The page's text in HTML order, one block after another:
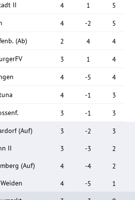
II 4 1 5
4 -2 5
(Ab) 2 4 4
3 1 4
4 -5 4
4 -1 3
3 -1 3
(Auf) 3 -2
3
II 3 -3
2
(Auf) 4 -4
2
4 -5
1